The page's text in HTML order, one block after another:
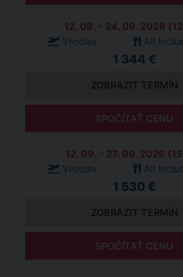
12. 09. - 24. 09. 2026
Vroclav
All
1 344 €
ZOBRAZIT TERMÍN
SPOČÍTAŤ CENU
12. 09. - 27. 09. 2026
Vroclav
All
1 530 €
ZOBRAZIT TERMÍN
SPOČÍTAŤ CENU